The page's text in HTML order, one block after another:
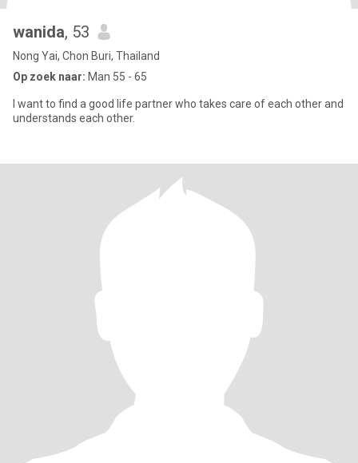
wanida, 53
Nong Yai, Chon Buri, Thailand
Op zoek naar: Man 55 - 65
I want to find a good life partner who takes care of each other and
understands each other.